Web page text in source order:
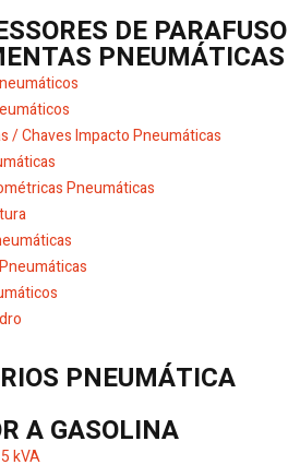
DE PARAFUSO
PNEUMÁTICAS
/ Chaves Impacto Pneumáticas
Pneumáticas
PNEUMÁTICA
A GASOLINA
kVA